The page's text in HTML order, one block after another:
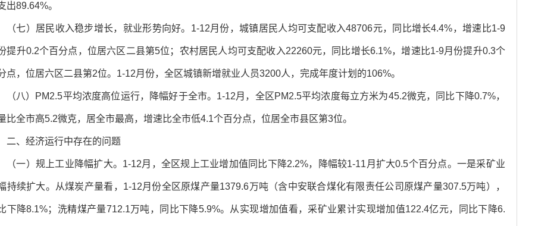
出89.64%。
（七）居民收入稳步增长，就业形势向好。1-12月份，城镇居民人均可支配收入48706元，同比增长4.4%，增速比1-9
提升0.2个百分点，位居六区二县第5位；农村居民人均可支配收入22260元，同比增长6.1%，增速比1-9月份提升0.3个
点，位居六区二县第2位。1-12月份，全区城镇新增就业人员3200人，完成年度计划的106%。
（八）PM2.5平均浓度高位运行，降幅好于全市。1-12月，全区PM2.5平均浓度每立方米为45.2微克，同比下降0.7%，
比全市高5.2微克，居全市最高，增速比全市低4.1个百分点，位居全市县区第3位。
二、经济运行中存在的问题
（一）规上工业降幅扩大。1-12月，全区规上工业增加值同比下降2.2%，降幅较1-11月扩大0.5个百分点。一是采矿业
持续扩大。从煤炭产量看，1-12月份全区原煤产量1379.6万吨（含中安联合煤化有限责任公司原煤产量307.5万吨），
下降8.1%；洗精煤产量712.1万吨，同比下降5.9%。从实现增加值看，采矿业累计实现增加值122.4亿元，同比下降6.